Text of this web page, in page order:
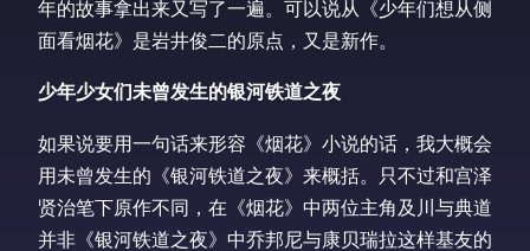
年的故事拿出来又写了一遍。可以说从《少年们想从侧
面看烟花》是岩井俊二的原点，又是新作。
少年少女们未曾发生的银河铁道之夜
如果说要用一句话来形容《烟花》小说的话，我大概会
用未曾发生的《银河铁道之夜》来概括。只不过和宫泽
贤治笔下原作不同，在《烟花》中两位主角及川与典道
并非《银河铁道之夜》中乔邦尼与康贝瑞拉这样基友的